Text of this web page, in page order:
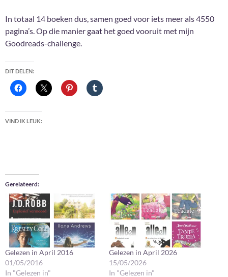
In totaal 14 boeken dus, samen goed voor iets meer als 4550
pagina’s. Op die manier gaat het goed vooruit met mijn
Goodreads-challenge.
DIT DELEN:
VIND IK LEUK:
Gerelateerd
Gelezen in April 2016
01/05/2016
In "Gelezen in"
Gelezen in April 2026
15/05/2026
In "Gelezen in"